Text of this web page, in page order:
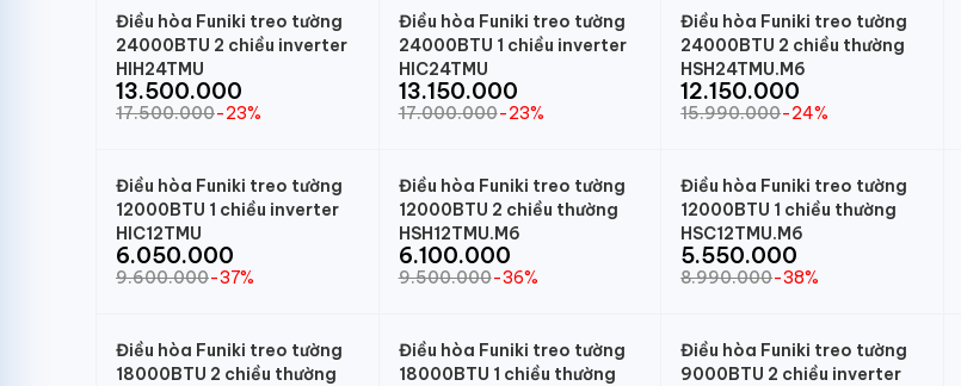
Điều hòa Funiki treo tường
24000BTU 2 chiều inverter
HIH24TMU
13.500.000
17.500.000-23%
Điều hòa Funiki treo tường
24000BTU 1 chiều inverter
HIC24TMU
13.150.000
17.000.000-23%
Điều hòa Funiki treo tường
24000BTU 2 chiều thường
HSH24TMU.M6
12.150.000
15.990.000-24%
Điều hòa Funiki treo tường
12000BTU 1 chiều inverter
HIC12TMU
6.050.000
9.600.000-37%
Điều hòa Funiki treo tường
12000BTU 2 chiều thường
HSH12TMU.M6
6.100.000
9.500.000-36%
Điều hòa Funiki treo tường
12000BTU 1 chiều thường
HSC12TMU.M6
5.550.000
8.990.000-38%
Điều hòa Funiki treo tường
18000BTU 2 chiều thường
Điều hòa Funiki treo tường
18000BTU 1 chiều thường
Điều hòa Funiki treo tường
9000BTU 2 chiều inverter